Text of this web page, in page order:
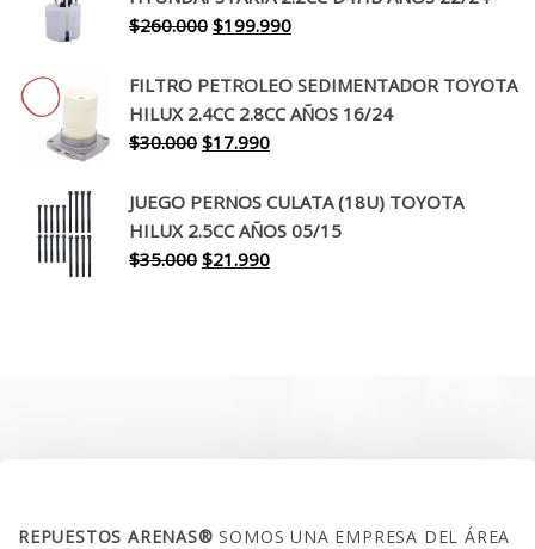
$650.000.$519.990.
$260.000 El
original
era:
$260.000.
$199.990El
actual
es:
FILTRO PETROLEO SEDIMENTADOR TOYOTA
HILUX 2.4CC 2.8CC AÑOS 16/24
$30.000 El
original
era:
$30.000.
$17.990El
actual
es:
$17.990.
JUEGO PERNOS CULATA (18U) TOYOTA
HILUX 2.5CC AÑOS 05/15
$35.000 El
$21.990El
REPUESTOS ARENAS®SOMOS UNA EMPRESA DEL ÁREA